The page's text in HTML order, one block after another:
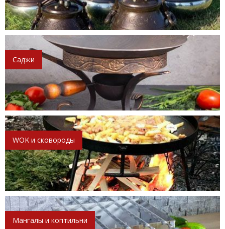
Саджи
WOK и сковороды
Мангалы и коптильни